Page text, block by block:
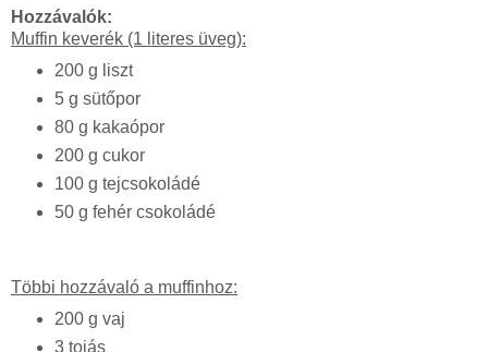
Hozzávalók:
Muffin keverék (1 literes üveg):
200 g liszt
5 g sütőpor
80 g kakaópor
200 g cukor
100 g tejcsokoládé
50 g fehér csokoládé
Többi hozzávaló a muffinhoz:
200 g vaj
3 tojás